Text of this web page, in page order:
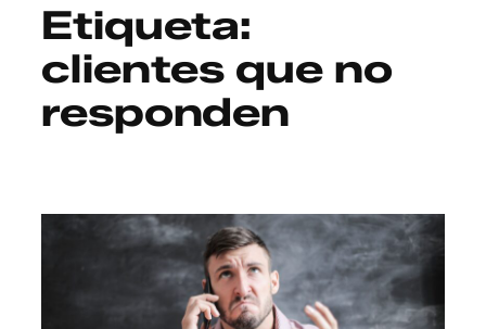
Etiqueta:
clientes que no
responden